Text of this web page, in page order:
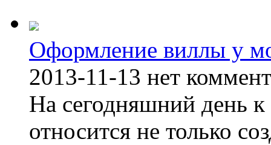
Оформление виллы у
2013-11-13 нет
На сегодняшний день к
относится не только